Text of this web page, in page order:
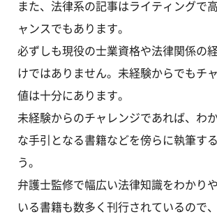
また、法律系の記事はライティングで
ャンスでもあります。
必ずしも現役の士業資格や法律関係の
けではありません。未経験からでもチ
値は十分にあります。
未経験からのチャレンジであれば、わ
な手引となる書籍などを傍らに執筆す
う。
弁護士監修で幅広い法律知識をわかり
いる書籍も数多く刊行されているので